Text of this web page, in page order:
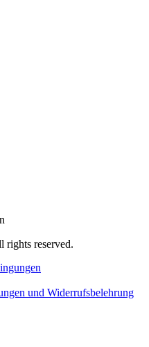
rights reserved.
und Widerrufsbelehrung